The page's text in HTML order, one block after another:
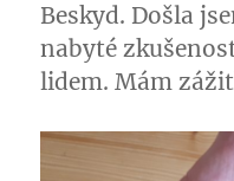
Beskyd. Došla
nabyté
lidem. Mám